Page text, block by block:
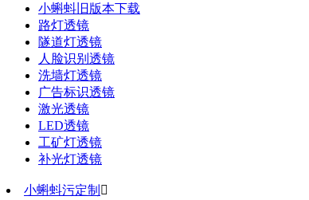
小蝌蚪旧版本下载
路灯透镜
隧道灯透镜
人脸识别透镜
洗墙灯透镜
广告标识透镜
激光透镜
LED透镜
工矿灯透镜
补光灯透镜
小蝌蚪污定制 